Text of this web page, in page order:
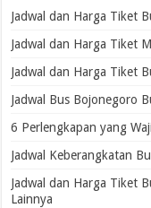
Jadwal dan Harga Tiket
Jadwal dan Harga Tiket
Jadwal dan Harga Tiket
Jadwal Bus Bojonegoro
6 Perlengkapan yang
Jadwal Keberangkatan
Jadwal dan Harga Tiket
Lainnya